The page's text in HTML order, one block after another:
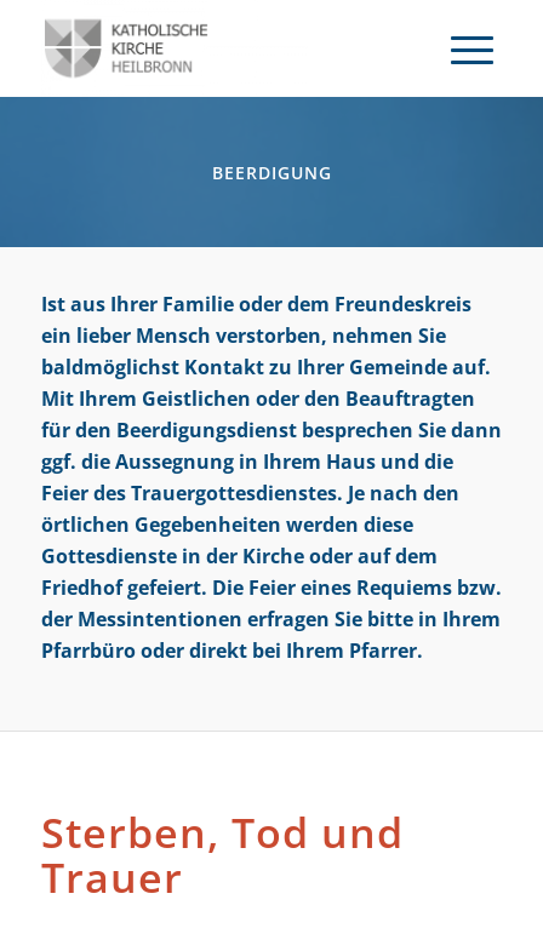
BEERDIGUNG
Ist aus Ihrer Familie oder dem Freundeskreis
ein lieber Mensch verstorben, nehmen Sie
baldmöglichst Kontakt zu Ihrer Gemeinde auf.
Mit Ihrem Geistlichen oder den Beauftragten
für den Beerdigungsdienst besprechen Sie dann
ggf. die Aussegnung in Ihrem Haus und die
Feier des Trauergottesdienstes. Je nach den
örtlichen Gegebenheiten werden diese
Gottesdienste in der Kirche oder auf dem
Friedhof gefeiert. Die Feier eines Requiems bzw.
der Messintentionen erfragen Sie bitte in Ihrem
Pfarrbürooder direkt bei Ihrem Pfarrer.
Sterben, Tod und
Trauer